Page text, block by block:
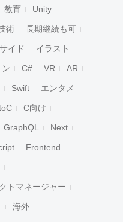
教育 Unity
術 長期継続も可
イド イラスト
C# VR AR
Swift エンタメ
C向け
GraphQL Next
Frontend
トマネージャー
海外